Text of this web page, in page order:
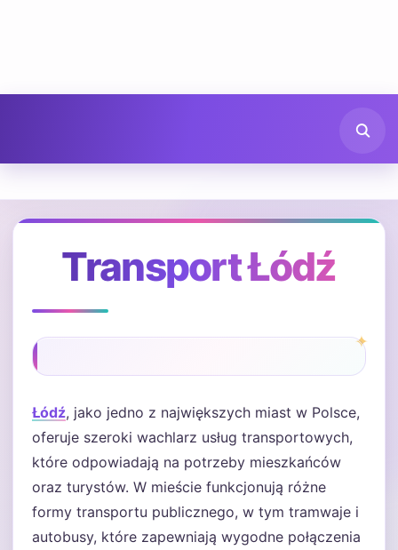
Transport Łódź
Łódź, jako jedno z największych miast w Polsce,
oferuje szeroki wachlarz usług transportowych,
które odpowiadają na potrzeby mieszkańców
oraz turystów. W mieście funkcjonują różne
formy transportu publicznego, w tym tramwaje i
autobusy, które zapewniają wygodne połączenia